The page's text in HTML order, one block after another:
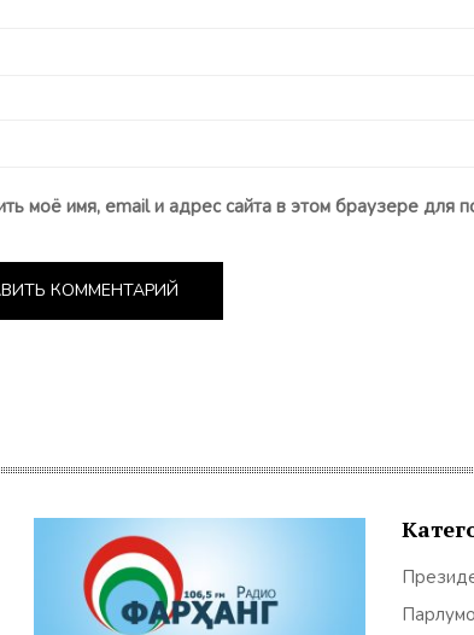
моё имя, email и адрес сайта в этом браузере для